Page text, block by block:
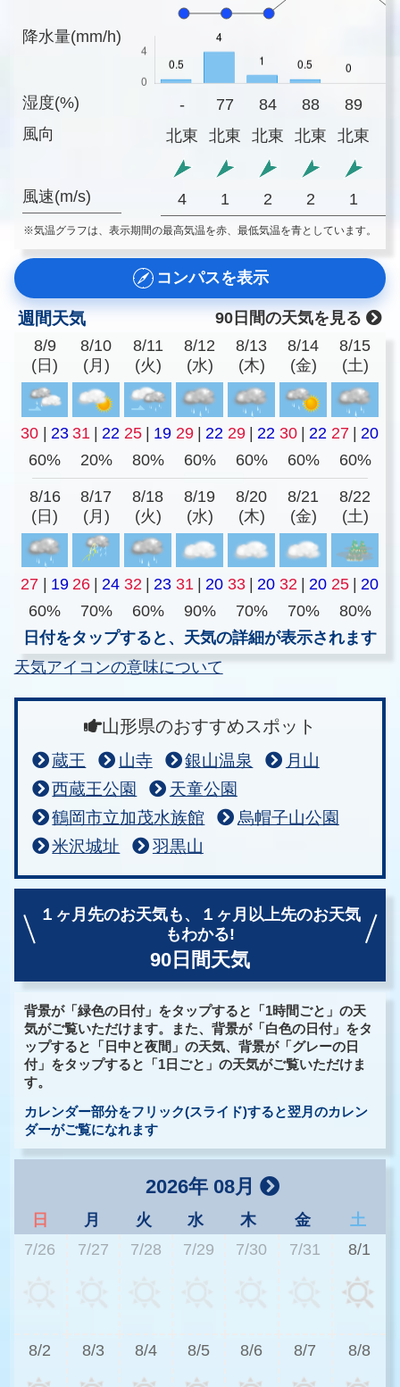
降水量(mm/h)
湿度(%)
風向
風速(m/s)
- 77 84 88 89
北東
北東 北東 北東 北東
4 1 2 2 1
※気温グラフは、表示期間の最高気温を赤、最低気温を青としています。
コンパスを表示
週間天気
90日間の天気を見る
8/9
(日)
8/10
(月)
8/11
(火)
8/12
(水)
8/13
(木)
8/14
(金)
8/15
(土)
30 23 31 22 25 19 29 22 29 22 30 22 27
20
60%
20% 80% 60% 60% 60% 60%
8/16
(日)
8/17
(月)
8/18
(火)
8/19
(水)
8/20
(木)
8/21
(金)
8/22
(土)
27 | 19 26 | 24 32 | 23 31 | 20 33 | 20 32 | 20 25 | 20
60%
70% 60% 90% 70% 70%
80%
日付をタップすると、天気の詳細が表示されます
天気アイコンの意味について
山形県のおすすめスポット
蔵王 山寺 銀山温泉
月山
西蔵王公園
天童公園
鶴岡市立加茂水族館
烏帽子山公園
米沢城址
羽黒山
１ヶ月先のお天気も、
１ヶ月以上先のお天気
もわかる!
90日間天気
背景が「緑色の日付」をタップすると「1時間ごと」の天
気がご覧いただけます。また、背景が「白色の日付」をタ
ップすると「日中と夜間」の天気、背景が「グレーの日
付」をタップすると「1日ごと」の天気がご覧いただけま
す。
カレンダー部分をフリック(スライド)すると翌月のカレン
ダーがご覧になれます
2026年 08月
日 月 火 水 木 金
土
7/26
7/27 7/28 7/29 7/30 7/31 8/1
8/2 8/3 8/4 8/5 8/6 8/7 8/8